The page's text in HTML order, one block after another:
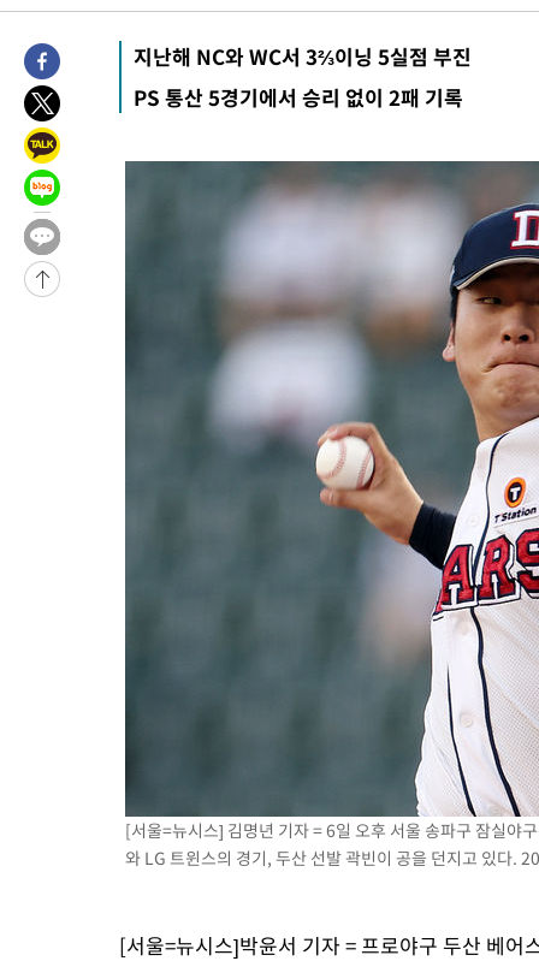
4시간 전 >"여기 떨어졌다"…다누리, 스페이스X 로켓 달 충돌 흔적 포착
4시간 전 >
손흥민, 5경기 연속골 실패…LAFC는 승부차기 끝 과달라하라 격파
6시간 전 >
-13586초 전 > '월드컵 탈락 후폭풍' 축구협회…11시간 걸린 초유의 압수수
-13022초 전 >
-11815초 전 >
축구협회, 15년 전 심판 성 접대 파문에 "현재는 내부 지침 준
-10500초 전 >
경찰, '홍명보는 2순위' 결론냈던 스포츠윤리센터도 압수수색
1시간 전 >
[속보]합참 "北 발사체는 단거리탄도미사일…감시·경계태세 강
1시간 전 >
日방위성, 北이 동해로 쏜 발사체는 탄도미사일 가능성
[속보] SKT, 에이닷 서비스 장애 발생…"원인 파악 중"
[속보]합참 "북, 동해상으로 미상 발사체 발사"
'낮 최고 39도' 불볕더위…한밤 열대야도 계속[내일날씨]
[속보]7~9일 프로야구 3연전도 폭염 취소…11일 재개
"韓 외환시장 개입 관측 배경엔 美의 대한국 무역적자 있어"
'월드컵 탈락 후폭풍' 축구협회…초유의 압수수색에 '충격·당황'
서울 낮 37.9도, 올여름 최고치 경신…영등포 순간 '40도'
[속보]종합특검, 대검 추가 압수수색…내란 중요임무종사 혐의
[속보]코스닥, 800p 회복…0.26% 오른 801.67 마감
[속보]코스피, 301.88포인트(4.58%) 내린 6296.38 마감
[속보]원·달러 환율, 0.7원 내린 1423.8원 마감
"여기 떨어졌다"…다누리, 스페이스X 로켓 달 충돌 흔적 포착
손흥민, 5경기 연속골 실패…LAFC는 승부차기 끝 과달라하라 격파
내일까지 39도 '펄펄'…기상청 "태풍 지나며 폭염 잠시 꺾인다"
지난해 NC와 WC서 3⅔이닝 5실점 부진
PS 통산 5경기에서 승리 없이 2패 기록
[서울=뉴시스] 김명년 기자 = 6일 오후 서울 송파구 잠실야
와 LG 트윈스의 경기, 두산 선발 곽빈이 공을 던지고 있다.
[서울=뉴시스]박윤서 기자 = 프로야구 두산 베